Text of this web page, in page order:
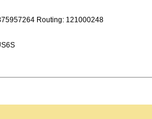
Routing: 121000248